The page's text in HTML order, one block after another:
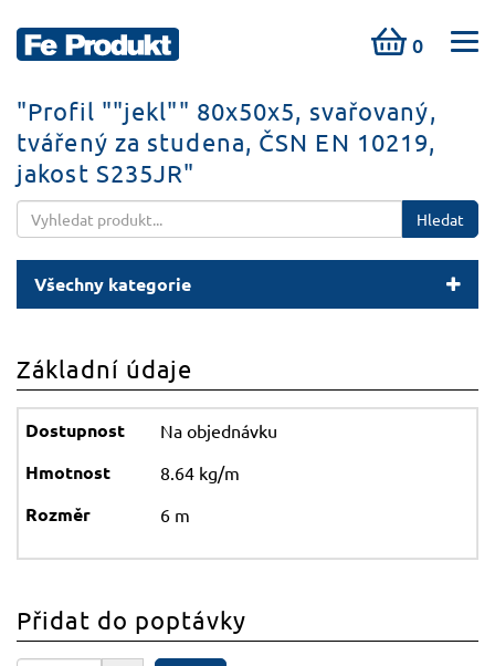
0
"Profil ""jekl"" 80x50x5, svařovaný,
tvářený za studena, ČSN EN 10219,
jakost S235JR"
Hledat
Všechny kategorie
Základní údaje
Na objednávku
8.64 kg/m
6 m
Přidat do poptávky